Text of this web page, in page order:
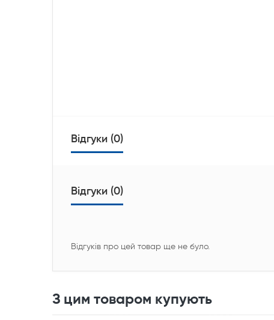
Відгуки (0)
Відгуки (0)
Відгуків про цей товар ще не було.
З цим товаром купують